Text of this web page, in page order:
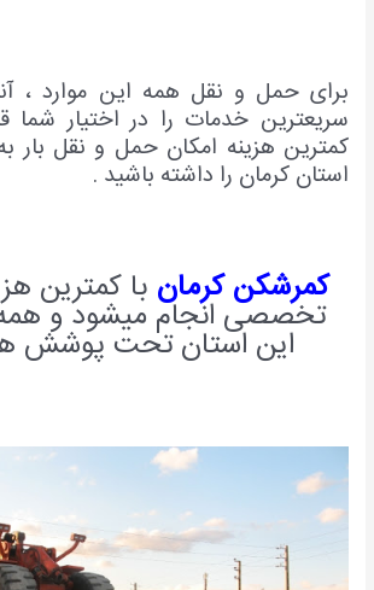
برای حمل و نقل همه این موارد ،
سریعترین خدمات را در اختیار شما
کمترین هزینه امکان حمل و نقل بار
استان کرمان را داشته باشید .
کمرشکن کرمان با کمترین
تخصصی انجام میشود و
این استان تحت پوشش